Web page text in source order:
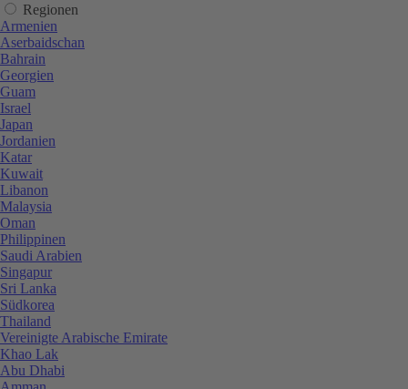
Regionen
Armenien
Aserbaidschan
Bahrain
Georgien
Guam
Israel
Japan
Jordanien
Katar
Kuwait
Libanon
Malaysia
Oman
Philippinen
Saudi Arabien
Singapur
Sri Lanka
Südkorea
Thailand
Vereinigte Arabische Emirate
Khao Lak
Abu Dhabi